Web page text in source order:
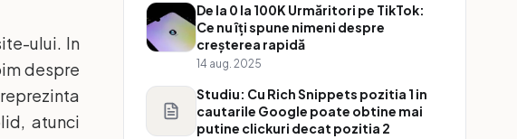
ului. In
despre
atunci
De la 0 la 100K Urmăritori pe TikTok:
Ce nu îți spune nimeni despre
creșterea rapidă
14 aug. 2025
Studiu: Cu Rich Snippets pozitia 1 in
cautarile Google poate obtine mai
putine clickuri decat pozitia 2